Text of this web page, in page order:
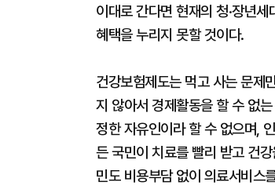
이대로 간다면 현재의 청·장년
혜택을 누리지 못할 것이다.
건강보험제도는 먹고 사는 문제
지 않아서 경제활동을 할 수 없
정한 자유인이라 할 수 없으며,
든 국민이 치료를 빨리 받고 건
민도 비용부담 없이 의료서비스